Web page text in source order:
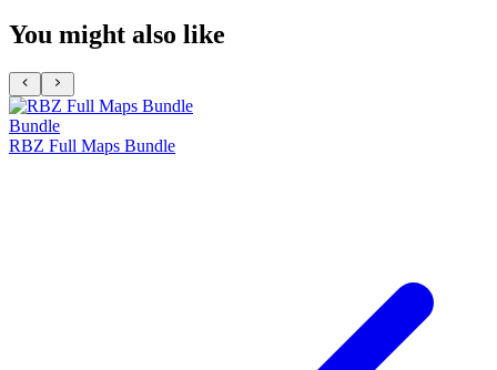
You might also like
Bundle
RBZ Full Maps Bundle